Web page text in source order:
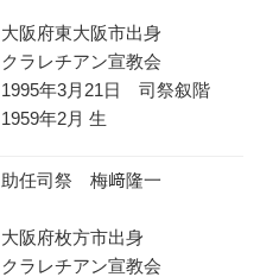
大阪府東大阪市出身
クラレチアン宣教会
1995年3月21日 司祭叙階
1959年2月 生
助任司祭 梅﨑隆一
大阪府枚方市出身
クラレチアン宣教会